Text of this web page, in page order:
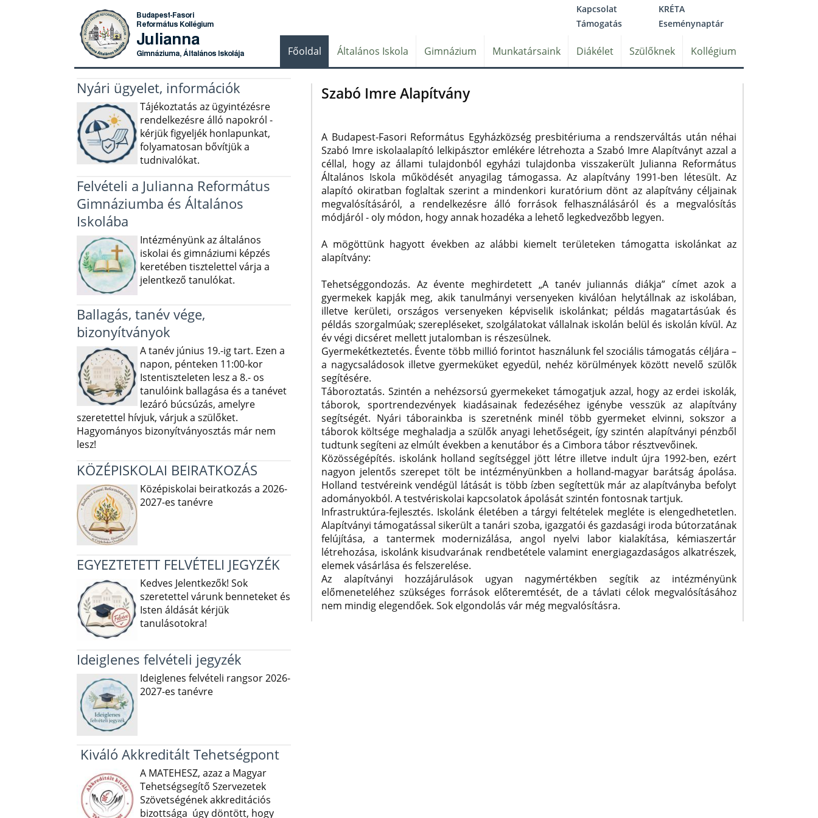
Kapcsolat
KRÉTA
Támogatás
Eseménynaptár
Főoldal Általános Iskola Gimnázium Munkatársaink Diákélet Szülőknek Kollégium
Nyári ügyelet, információk
Tájékoztatás az ügyintézésre
rendelkezésre álló napokról -
kérjük figyeljék honlapunkat,
folyamatosan bővítjük a
tudnivalókat.
Felvételi a Julianna Református
Gimnáziumba és Általános
Iskolába
Intézményünk az általános
iskolai és gimnáziumi képzés
keretében tisztelettel várja a
jelentkező tanulókat.
Ballagás, tanév vége,
bizonyítványok
A tanév június 19.-ig tart. Ezen a
napon, pénteken 11:00-kor
Istentiszteleten lesz a 8.- os
tanulóink ballagása és a tanévet
lezáró búcsúzás, amelyre
szeretettel hívjuk, várjuk a szülőket.
Hagyományos bizonyítványosztás már nem
lesz!
KÖZÉPISKOLAI BEIRATKOZÁS
Középiskolai beiratkozás a 2026-
2027-es tanévre
EGYEZTETETT FELVÉTELI JEGYZÉK
Kedves Jelentkezők! Sok
szeretettel várunk benneteket és
Isten áldását kérjük
tanulásotokra!
Ideiglenes felvételi jegyzék
Ideiglenes felvételi rangsor 2026-
2027-es tanévre
Kiváló Akkreditált Tehetségpont
A MATEHESZ, azaz a Magyar
Tehetségsegítő Szervezetek
Szövetségének akkreditációs
bizottsága úgy döntött, hogy
Szabó Imre Alapítvány
A Budapest-Fasori Református Egyházközség presbitériuma a rendszerváltás után néhai
Szabó Imre iskolaalapító lelkipásztor emlékére létrehozta a Szabó Imre Alapítványt azzal a
céllal, hogy az állami tulajdonból egyházi tulajdonba visszakerült Julianna Református
Általános Iskola működését anyagilag támogassa. Az alapítvány 1991-ben létesült. Az
alapító okiratban foglaltak szerint a mindenkori kuratórium dönt az alapítvány céljainak
megvalósításáról, a rendelkezésre álló források felhasználásáról és a megvalósítás
módjáról - oly módon, hogy annak hozadéka a lehető legkedvezőbb legyen.
A mögöttünk hagyott években az alábbi kiemelt területeken támogatta iskolánkat az
alapítvány:
Tehetséggondozás. Az évente meghirdetett „A tanév juliannás diákja” címet azok a
gyermekek kapják meg, akik tanulmányi versenyeken kiválóan helytállnak az iskolában,
illetve kerületi, országos versenyeken képviselik iskolánkat; példás magatartásúak és
példás szorgalmúak; szerepléseket, szolgálatokat vállalnak iskolán belül és iskolán kívül. Az
év végi dicséret mellett jutalomban is részesülnek.
Gyermekétkeztetés. Évente több millió forintot használunk fel szociális támogatás céljára –
a nagycsaládosok illetve gyermeküket egyedül, nehéz körülmények között nevelő szülők
segítésére.
Táboroztatás. Szintén a nehézsorsú gyermekeket támogatjuk azzal, hogy az erdei iskolák,
táborok, sportrendezvények kiadásainak fedezéséhez igénybe vesszük az alapítvány
segítségét. Nyári táborainkba is szeretnénk minél több gyermeket elvinni, sokszor a
táborok költsége meghaladja a szülők anyagi lehetőségeit, így szintén alapítványi pénzből
tudtunk segíteni az elmúlt években a kenutábor és a Cimbora tábor résztvevőinek.
Közösségépítés. iskolánk holland segítséggel jött létre illetve indult újra 1992-ben, ezért
nagyon jelentős szerepet tölt be intézményünkben a holland-magyar barátság ápolása.
Holland testvéreink vendégül látását is több ízben segítettük már az alapítványba befolyt
adományokból. A testvériskolai kapcsolatok ápolását szintén fontosnak tartjuk.
Infrastruktúra-fejlesztés. Iskolánk életében a tárgyi feltételek megléte is elengedhetetlen.
Alapítványi támogatással sikerült a tanári szoba, igazgatói és gazdasági iroda bútorzatának
felújítása, a tantermek modernizálása, angol nyelvi labor kialakítása, kémiaszertár
létrehozása, iskolánk kisudvarának rendbetétele valamint energiagazdaságos alkatrészek,
elemek vásárlása és felszerelése.
Az alapítványi hozzájárulások ugyan nagymértékben segítik az intézményünk
előmeneteléhez szükséges források előteremtését, de a távlati célok megvalósításához
nem mindig elegendőek. Sok elgondolás vár még megvalósításra.